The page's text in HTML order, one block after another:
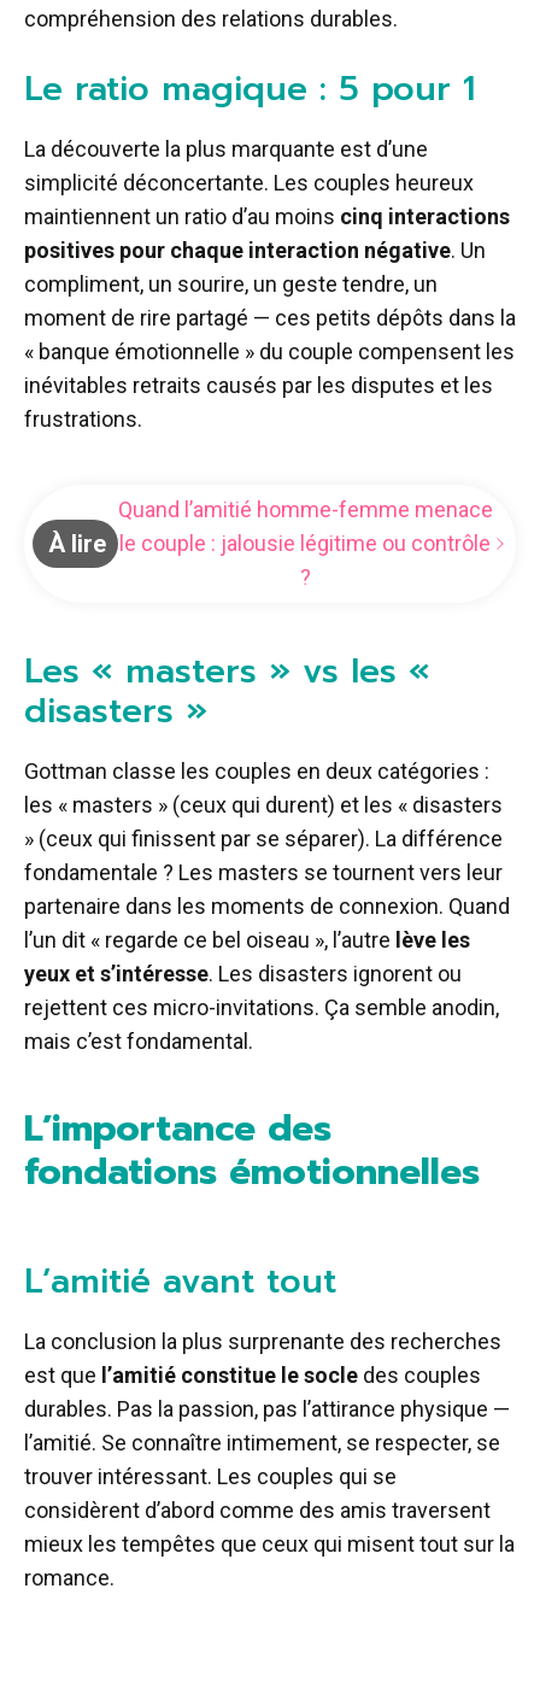
compréhension des relations durables.
Le ratio magique : 5 pour 1
La découverte la plus marquante est d’une
simplicité déconcertante. Les couples heureux
maintiennent un ratio d’au moins cinq interactions
positives pour chaque interaction négative. Un
compliment, un sourire, un geste tendre, un
moment de rire partagé — ces petits dépôts dans la
« banque émotionnelle » du couple compensent les
inévitables retraits causés par les disputes et les
frustrations.
À lire
Quand l’amitié homme-femme menace
le couple : jalousie légitime ou contrôle
?
Les « masters » vs les «
disasters »
Gottman classe les couples en deux catégories :
les « masters » (ceux qui durent) et les « disasters
» (ceux qui finissent par se séparer). La différence
fondamentale ? Les masters se tournent vers leur
partenaire dans les moments de connexion. Quand
l’un dit « regarde ce bel oiseau », l’autre lève les
yeux et s’intéresse. Les disasters ignorent ou
rejettent ces micro-invitations. Ça semble anodin,
mais c’est fondamental.
L’importance des
fondations émotionnelles
L’amitié avant tout
La conclusion la plus surprenante des recherches
est que l’amitié constitue le socle des couples
durables. Pas la passion, pas l’attirance physique —
l’amitié. Se connaître intimement, se respecter, se
trouver intéressant. Les couples qui se
considèrent d’abord comme des amis traversent
mieux les tempêtes que ceux qui misent tout sur la
romance.